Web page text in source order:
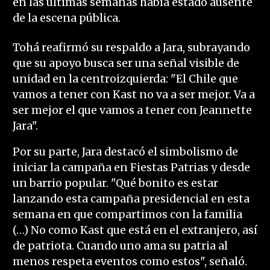
de la escena pública.
Tohá reafirmó su respaldo a Jara, subrayando
que su apoyo busca ser una señal visible de
unidad en la centroizquierda: "El Chile que
vamos a tener con Kast no va a ser mejor. Va a
ser mejor el que vamos a tener con Jeannette
Jara".
Por su parte, Jara destacó el simbolismo de
iniciar la campaña en Fiestas Patrias y desde
un barrio popular. "Qué bonito es estar
lanzando esta campaña presidencial en esta
semana en que compartimos con la familia
(…) No como Kast que está en el extranjero, así
de patriota. Cuando uno ama su patria al
menos respeta eventos como estos", señaló.